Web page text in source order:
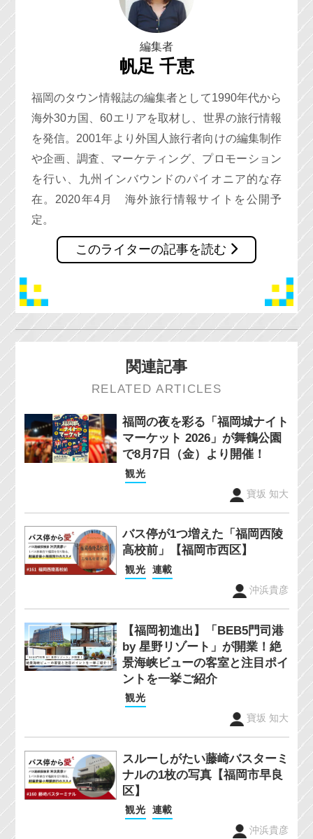
編集者
帆足 千恵
福岡のタウン情報誌の編集者として1990年代から
海外30カ国、60エリアを取材し、世界の旅行情報
を発信。2001年より外国人旅行者向けの編集制作
や企画、調査、マーケティング、プロモーション
を行い、九州インバウンドのパイオニア的な存
在。2020年4月 海外旅行情報サイトを公開予
定。
このライターの記事を読む
関連記事
RELATED ARTICLES
福岡の夜を彩る「福岡城ナイト
マーケット 2026」が舞鶴公園
で8月7日（金）より開催！
観光
寶坂 知大
バス停が1つ増えた「福岡西陵
高校前」【福岡市西区】
観光
連載
沖浜貴彦
【福岡初進出】「BEB5門司港
by 星野リゾート」が開業！絶
景海峡ビューの客室と注目ポイ
ントを一挙ご紹介
観光
寶坂 知大
スルーしがたい藤崎バスターミ
ナルの1枚の写真【福岡市早良
区】
観光
連載
沖浜貴彦